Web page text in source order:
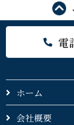
電
ホーム
会社概要